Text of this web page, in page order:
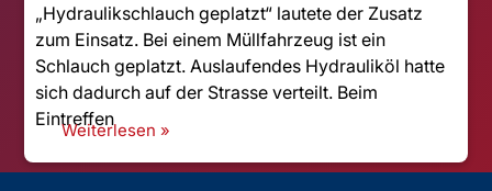
„Hydraulikschlauch geplatzt“ lautete der Zusatz
zum Einsatz. Bei einem Müllfahrzeug ist ein
Schlauch geplatzt. Auslaufendes Hydrauliköl hatte
sich dadurch auf der Strasse verteilt. Beim
Eintreffen
Weiterlesen »